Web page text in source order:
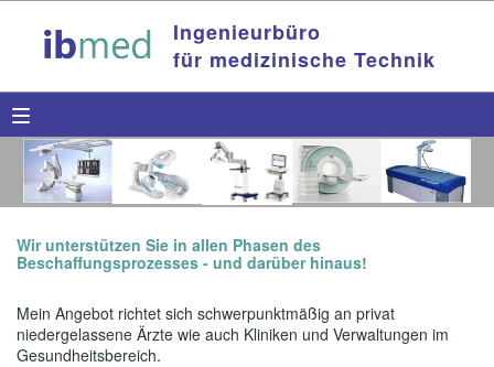
Ingenieurbüro
für medizinische Technik
Wir unterstützen Sie in allen Phasen des
Beschaffungsprozesses - und darüber hinaus!
Mein Angebot richtet sich schwerpunktmäßig an privat
niedergelassene Ärzte wie auch Kliniken und Verwaltungen im
Gesundheitsbereich.